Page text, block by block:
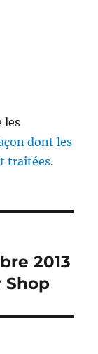
les
dont les
traitées.
2013
Shop